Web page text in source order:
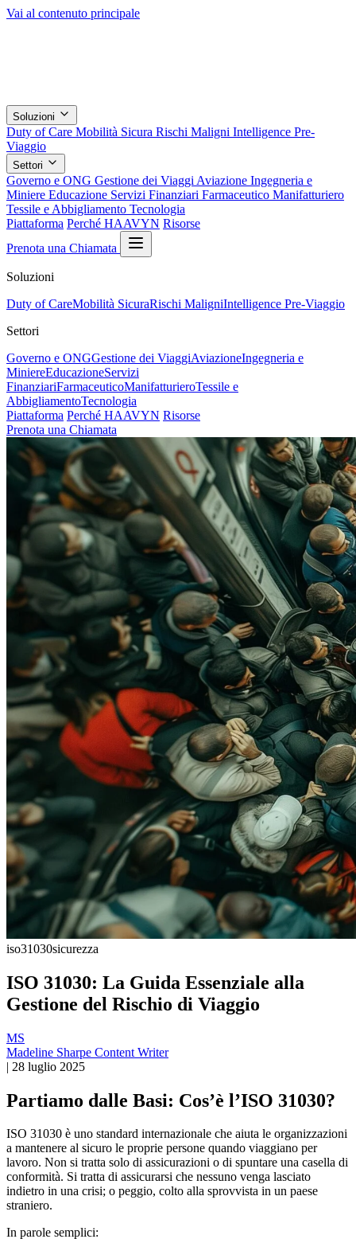
Vai al contenuto principale
Soluzioni
Duty of Care Mobilità Sicura Rischi Maligni Intelligence Pre-
Viaggio
Settori
Governo e ONG Gestione dei Viaggi Aviazione Ingegneria e
Miniere Educazione Servizi Finanziari Farmaceutico Manifatturiero
Tessile e Abbigliamento Tecnologia
Piattaforma Perché HAAVYN Risorse
Prenota una Chiamata
Soluzioni
Duty of CareMobilità SicuraRischi MaligniIntelligence Pre-Viaggio
Settori
Governo e ONGGestione dei ViaggiAviazioneIngegneria e
MiniereEducazioneServizi
FinanziariFarmaceuticoManifatturieroTessile e
AbbigliamentoTecnologia
Piattaforma Perché HAAVYN Risorse
Prenota una Chiamata
iso31030sicurezza
ISO 31030: La Guida Essenziale alla
Gestione del Rischio di Viaggio
MS
Madeline Sharpe Content Writer
| 28 luglio 2025
Partiamo dalle Basi: Cos’è l’ISO 31030?
ISO 31030 è uno standard internazionale che aiuta le organizzazioni
a mantenere al sicuro le proprie persone quando viaggiano per
lavoro. Non si tratta solo di assicurazioni o di spuntare una casella di
conformità. Si tratta di assicurarsi che nessuno venga lasciato
indietro in una crisi; o peggio, colto alla sprovvista in un paese
straniero.
In parole semplici: